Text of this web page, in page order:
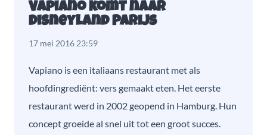
Vapiano komt naar
Disneyland Parijs
17 mei 2016 23:59
Vapiano is een italiaans restaurant met als
hoofdingrediënt: vers gemaakt eten. Het eerste
restaurant werd in 2002 geopend in Hamburg. Hun
concept groeide al snel uit tot een groot succes.